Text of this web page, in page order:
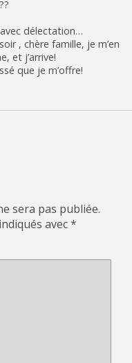
délectation…
, chère famille, je m’en
et j’arrive!
que je m’offre!
sera pas publiée.
avec*